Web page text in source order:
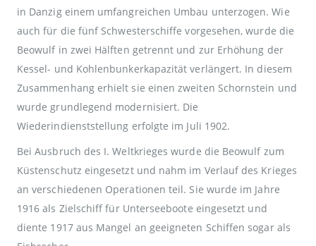
in Danzig einem umfangreichen Umbau unterzogen. Wie
auch für die fünf Schwesterschiffe vorgesehen, wurde die
Beowulf in zwei Hälften getrennt und zur Erhöhung der
Kessel- und Kohlenbunkerkapazität verlängert. In diesem
Zusammenhang erhielt sie einen zweiten Schornstein und
wurde grundlegend modernisiert. Die
Wiederindienststellung erfolgte im Juli 1902.
Bei Ausbruch des I. Weltkrieges wurde die Beowulf zum
Küstenschutz eingesetzt und nahm im Verlauf des Krieges
an verschiedenen Operationen teil. Sie wurde im Jahre
1916 als Zielschiff für Unterseeboote eingesetzt und
diente 1917 aus Mangel an geeigneten Schiffen sogar als